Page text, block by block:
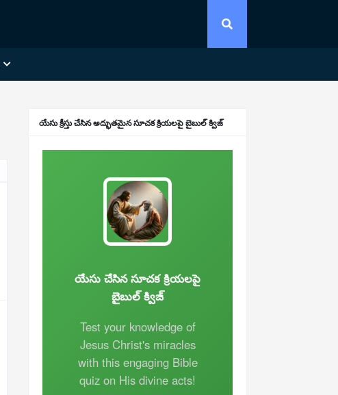
యేసు క్రీస్తు చేసిన అద్భుతమైన సూచక క్రియలపై బైబుల్ క్విజ్
యేసు చేసిన సూచక క్రియలపై
బైబుల్ క్విజ్
Test your knowledge of
Jesus Christ's miracles
with this engaging Bible
quiz on His divine acts!